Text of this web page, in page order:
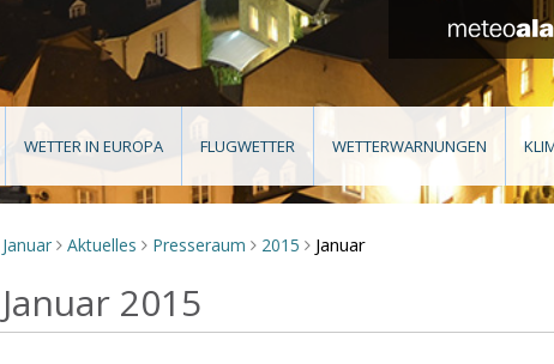
WETTER IN EUROPA FLUGWETTER WETTERWARNUNGEN
Januar > Aktuelles > Presseraum > 2015 > Januar
2015